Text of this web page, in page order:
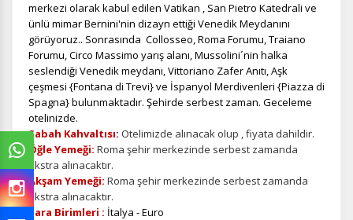
merkezi olarak kabul edilen Vatikan , San Pietro Katedrali ve
ünlü mimar Bernini'nin dizayn ettiği Venedik Meydanını
görüyoruz.. Sonrasında Collosseo, Roma Forumu, Traiano
Forumu, Circo Massimo yarış alanı, Mussolini´nin halka
seslendiği Venedik meydanı, Vittoriano Zafer Anıtı, Aşk
çeşmesi {Fontana di Trevi} ve İspanyol Merdivenleri {Piazza di
Spagna} bulunmaktadır. Şehirde serbest zaman. Geceleme
otelinizde.
Sabah Kahvaltısı: Otelimizde alınacak olup , fiyata dahildir.
Öğle Yemeği: Roma şehir merkezinde serbest zamanda
ekstra alınacaktır.
Akşam Yemeği: Roma şehir merkezinde serbest zamanda
ekstra alınacaktır.
Para Birimleri : İtalya - Euro